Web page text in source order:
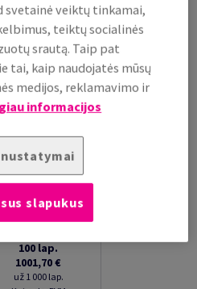
PER 15 DIENAS (-Ų)
Kiekių palyginimas
100 lap.
1001,70 €
už 1 000 lap.
svetainė veiktų tinkamai,
teiktų socialinės
srautą. Taip pat
tai, kaip naudojatės mūsų
medijos, reklamavimo ir
informacijos
slapukus